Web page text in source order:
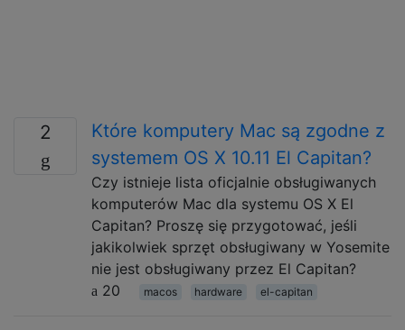
2
Które komputery Mac są zgodne z
systemem OS X 10.11 El Capitan?
Czy istnieje lista oficjalnie obsługiwanych
komputerów Mac dla systemu OS X El
Capitan? Proszę się przygotować, jeśli
jakikolwiek sprzęt obsługiwany w Yosemite
nie jest obsługiwany przez El Capitan?
20
macos hardware el-capitan